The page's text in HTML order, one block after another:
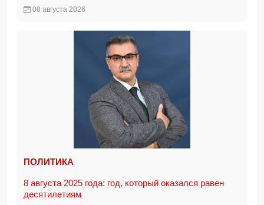
08 августа 2026
ПОЛИТИКА
8 августа 2025 года: год, который оказался равен
десятилетиям